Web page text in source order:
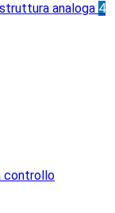
analoga 4
controllo